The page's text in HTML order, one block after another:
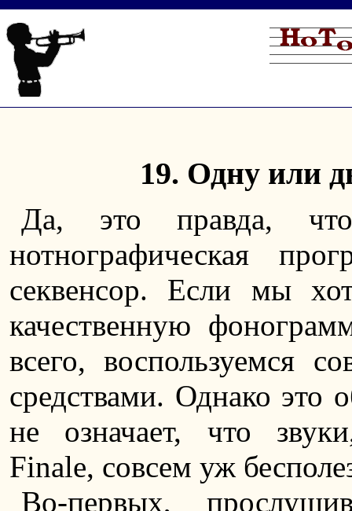
19. Одну или
Да, это правда,
нотнографическая
секвенсор. Если мы
качественную
всего, воспользуемся
средствами. Однако это
не означает, что
Finale, совсем уж
Во-первых,